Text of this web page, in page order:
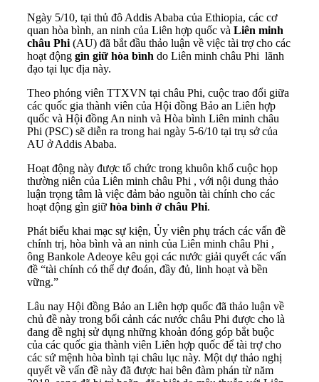
Ngày 5/10, tại thủ đô Addis Ababa của Ethiopia, các cơ
quan hòa bình, an ninh của Liên hợp quốc và Liên minh
châu Phi (AU) đã bắt đầu thảo luận về việc tài trợ cho các
hoạt động gìn giữ hòa bình do Liên minh châu Phi lãnh
đạo tại lục địa này.
Theo phóng viên TTXVN tại châu Phi, cuộc trao đổi giữa
các quốc gia thành viên của Hội đồng Bảo an Liên hợp
quốc và Hội đồng An ninh và Hòa bình Liên minh châu
Phi (PSC) sẽ diễn ra trong hai ngày 5-6/10 tại trụ sở của
AU ở Addis Ababa.
Hoạt động này được tổ chức trong khuôn khổ cuộc họp
thường niên của Liên minh châu Phi , với nội dung thảo
luận trọng tâm là việc đảm bảo nguồn tài chính cho các
hoạt động gìn giữ hòa bình ở châu Phi.
Phát biểu khai mạc sự kiện, Ủy viên phụ trách các vấn đề
chính trị, hòa bình và an ninh của Liên minh châu Phi ,
ông Bankole Adeoye kêu gọi các nước giải quyết các vấn
đề “tài chính có thể dự đoán, đầy đủ, linh hoạt và bền
vững.”
Lâu nay Hội đồng Bảo an Liên hợp quốc đã thảo luận về
chủ đề này trong bối cảnh các nước châu Phi được cho là
đang đề nghị sử dụng những khoản đóng góp bắt buộc
của các quốc gia thành viên Liên hợp quốc để tài trợ cho
các sứ mệnh hòa bình tại châu lục này. Một dự thảo nghị
quyết về vấn đề này đã được hai bên đàm phán từ năm